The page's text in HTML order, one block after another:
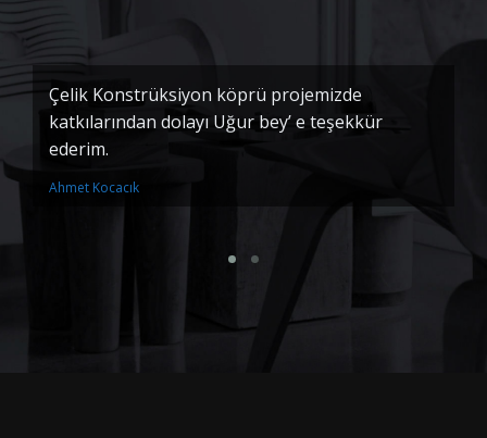
Çelik Konstrüksiyon köprü projemizde
katkılarından dolayı Uğur bey’ e teşekkür
ederim.
Ahmet Kocacık